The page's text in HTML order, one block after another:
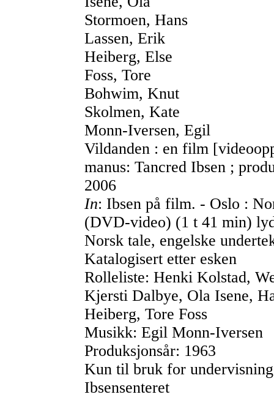
Stormoen, Hans
Lassen, Erik
Heiberg, Else
Foss, Tore
Bohwim, Knut
Skolmen, Kate
Monn-Iversen, Egil
Vildanden : en film
manus: Tancred Ibsen ;
2006
In: Ibsen på film. - Oslo :
(DVD-video) (1 t 41 min)
Norsk tale, engelske
Katalogisert etter esken
Rolleliste: Henki Kolstad,
Kjersti Dalbye, Ola Isene,
Heiberg, Tore Foss
Musikk: Egil Monn-Iversen
Produksjonsår: 1963
Kun til bruk for
Ibsensenteret